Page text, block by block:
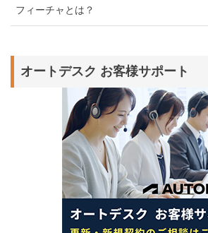
フィーチャとは？
オートデスク お客様サポート